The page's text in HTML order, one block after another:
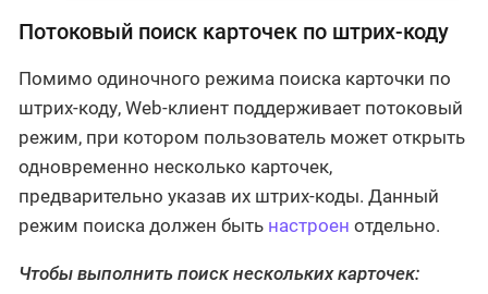
Потоковый поиск карточек по штрих-коду
Помимо одиночного режима поиска карточки по
штрих-коду, Web-клиент поддерживает потоковый
режим, при котором пользователь может открыть
одновременно несколько карточек,
предварительно указав их штрих-коды. Данный
режим поиска должен быть настроен отдельно.
Чтобы выполнить поиск нескольких карточек: